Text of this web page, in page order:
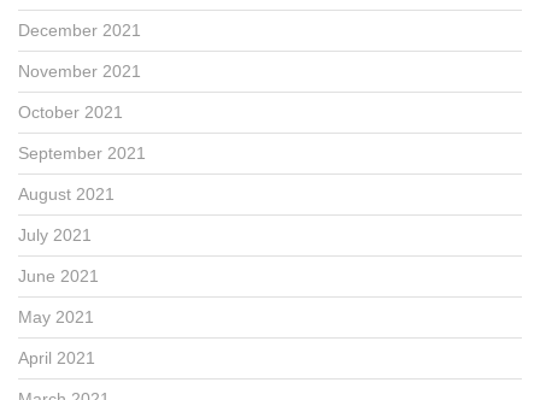
December 2021
November 2021
October 2021
September 2021
August 2021
July 2021
June 2021
May 2021
April 2021